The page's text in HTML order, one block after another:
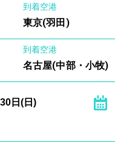
到着空港
東京(羽田)
到着空港
名古屋(中部・小牧)